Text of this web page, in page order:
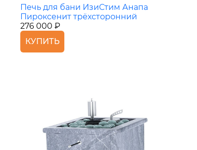
Печь для бани ИзиСтим Анапа
Пироксенит трёхсторонний
276 000 ₽
КУПИТЬ